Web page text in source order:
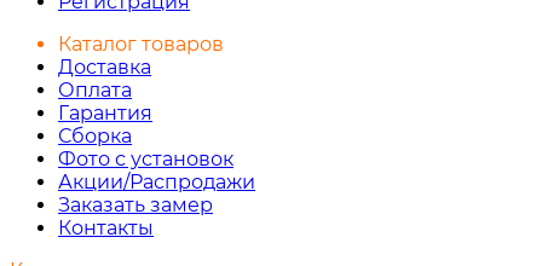
Каталог товаров
Доставка
Оплата
Гарантия
Сборка
Фото с установок
Акции/Распродажи
Заказать замер
Контакты